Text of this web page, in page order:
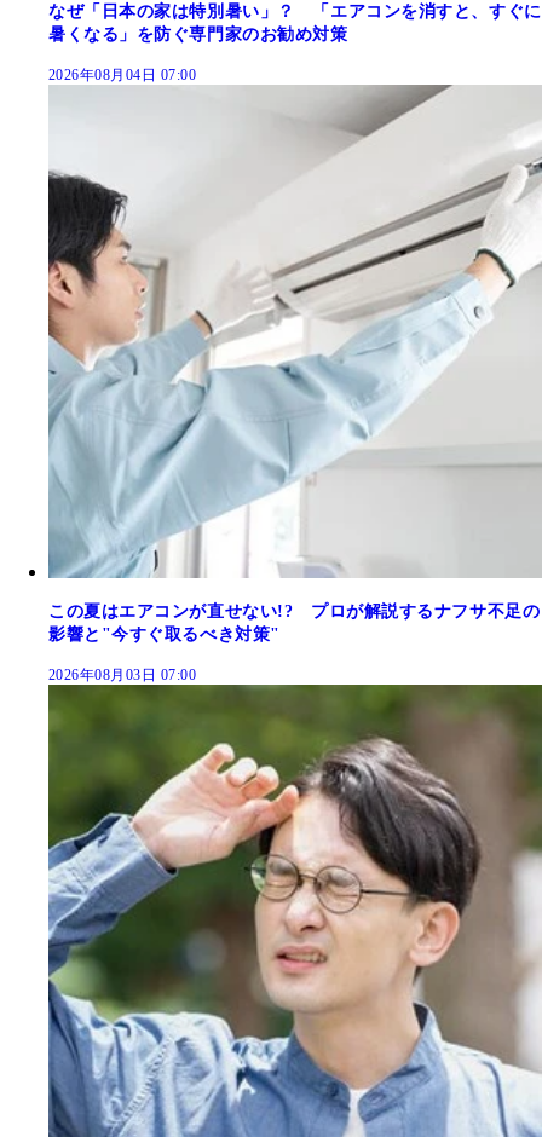
なぜ「日本の家は特別暑い」？ 「エアコンを消すと、すぐに
暑くなる」を防ぐ専門家のお勧め対策
2026年08月04日 07:00
この夏はエアコンが直せない!? プロが解説するナフサ不足の
影響と"今すぐ取るべき対策"
2026年08月03日 07:00